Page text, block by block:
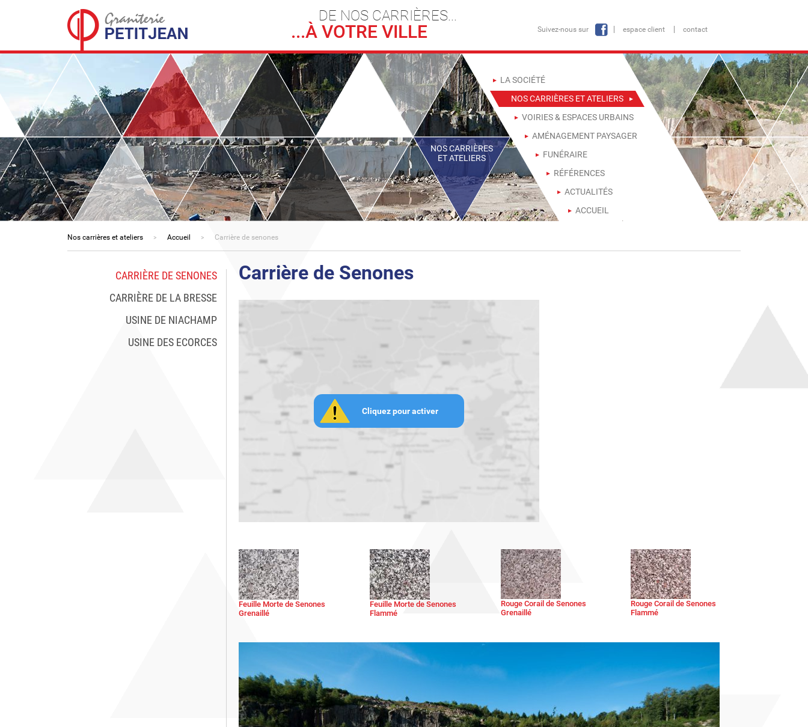
espace client contact
Suivez-nous sur
DE NOS CARRIÈRES...
...À VOTRE VILLE
LA SOCIÉTÉ
NOS CARRIÈRES ET ATELIERS
VOIRIES & ESPACES URBAINS
AMÉNAGEMENT PAYSAGER
FUNÉRAIRE
RÉFÉRENCES
ACTUALITÉS
ACCUEIL
NOS CARRIÈRES
ET ATELIERS
Nos carrières et ateliers Accueil Carrière de senones
Carrière de Senones
Cliquez pour activer
Feuille Morte de Senones
Grenaillé
Feuille Morte de Senones
Flammé
Rouge Corail de Senones
Grenaillé
Rouge Corail de Senones
Flammé
CARRIÈRE DE SENONES
CARRIÈRE DE LA BRESSE
USINE DE NIACHAMP
USINE DES ECORCES